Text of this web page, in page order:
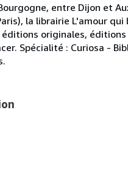
entre Dijon et
la librairie L'amour
originales,
Spécialité : Curiosa -